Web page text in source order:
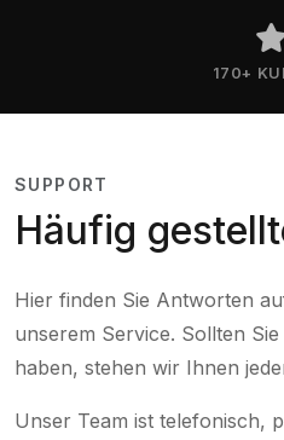
170+
SUPPORT
Häufig
Hier finden Sie Antworten
unserem Service. Sollten
haben, stehen wir Ihnen
Unser Team ist telefonisch,